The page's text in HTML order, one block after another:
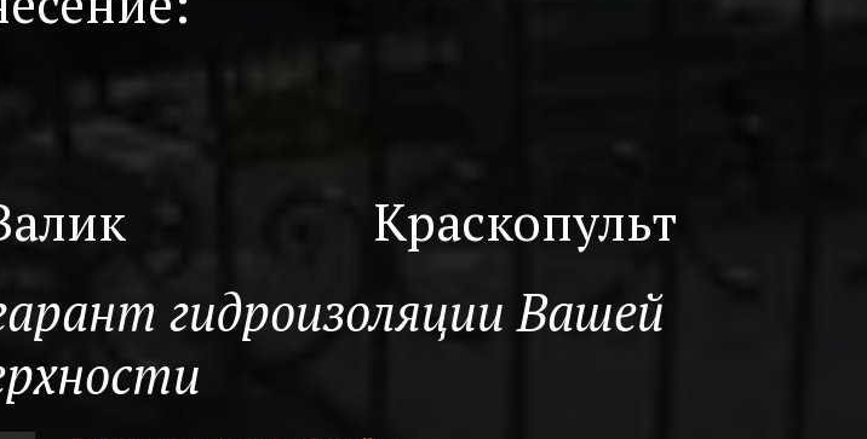
Краскопульт
гидроизоляции Вашей